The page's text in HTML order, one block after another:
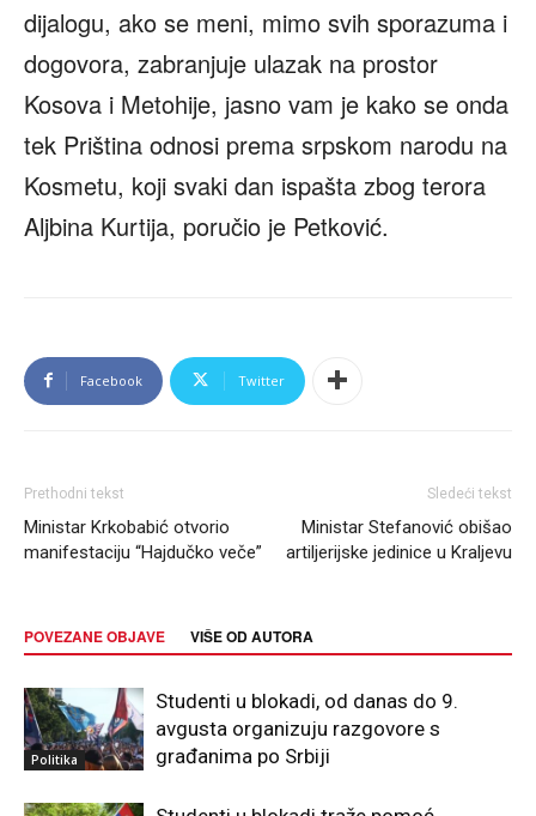
dijalogu, ako se meni, mimo svih sporazuma i
dogovora, zabranjuje ulazak na prostor
Kosova i Metohije, jasno vam je kako se onda
tek Priština odnosi prema srpskom narodu na
Kosmetu, koji svaki dan ispašta zbog terora
Aljbina Kurtija, poručio je Petković.
Facebook Twitter
Prethodni tekst
Ministar Krkobabić otvorio
manifestaciju “Hajdučko veče”
Sledeći tekst
Ministar Stefanović obišao
artiljerijske jedinice u Kraljevu
POVEZANE OBJAVE VIŠE OD AUTORA
Politika
Studenti u blokadi, od danas do 9.
avgusta organizuju razgovore s
građanima po Srbiji